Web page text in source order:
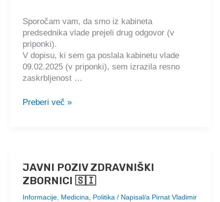
povzroča
raka
🇸🇮
Sporočam vam, da smo iz kabineta
predsednika vlade prejeli drug odgovor (v
priponki).
V dopisu, ki sem ga poslala kabinetu vlade
09.02.2025 (v priponki), sem izrazila resno
zaskrbljenost …
ODGOVOR
Preberi več »
JAVNI POZIV ZDRAVNIŠKI
ZBORNICI 🇸🇮
Informacije, Medicina, Politika/ Napisal/a Pirnat Vladimir